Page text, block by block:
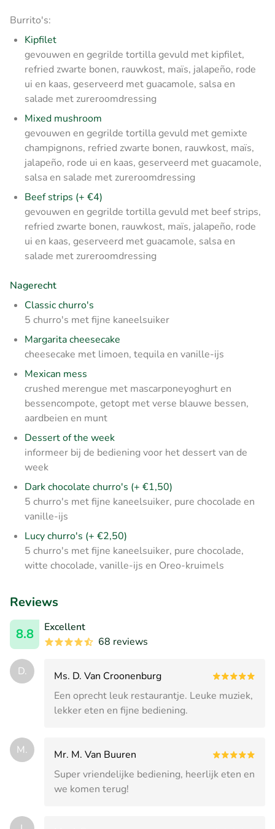
Burrito's:
Kipfilet
gevouwen en gegrilde tortilla gevuld met kipfilet,
refried zwarte bonen, rauwkost, maïs, jalapeño, rode
ui en kaas, geserveerd met guacamole, salsa en
salade met zureroomdressing
Mixed mushroom
gevouwen en gegrilde tortilla gevuld met gemixte
champignons, refried zwarte bonen, rauwkost, maïs,
jalapeño, rode ui en kaas, geserveerd met guacamole,
salsa en salade met zureroomdressing
Beef strips (+ €4)
gevouwen en gegrilde tortilla gevuld met beef strips,
refried zwarte bonen, rauwkost, maïs, jalapeño, rode
ui en kaas, geserveerd met guacamole, salsa en
salade met zureroomdressing
Nagerecht
Classic churro's
5 churro's met fijne kaneelsuiker
Margarita cheesecake
cheesecake met limoen, tequila en vanille-ijs
Mexican mess
crushed merengue met mascarponeyoghurt en
bessencompote, getopt met verse blauwe bessen,
aardbeien en munt
Dessert of the week
informeer bij de bediening voor het dessert van de
week
Dark chocolate churro's (+ €1,50)
5 churro's met fijne kaneelsuiker, pure chocolade en
vanille-ijs
Lucy churro's (+ €2,50)
5 churro's met fijne kaneelsuiker, pure chocolade,
witte chocolade, vanille-ijs en Oreo-kruimels
Reviews
8.8
Excellent
68 reviews
D.
Ms. D. Van Croonenburg
Een oprecht leuk restaurantje. Leuke muziek,
lekker eten en fijne bediening.
M.
Mr. M. Van Buuren
Super vriendelijke bediening, heerlijk eten en
we komen terug!